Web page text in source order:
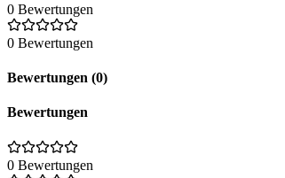
0 Bewertungen
0 Bewertungen
Bewertungen (0)
Bewertungen
0 Bewertungen